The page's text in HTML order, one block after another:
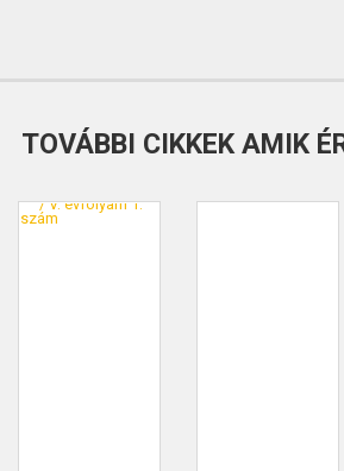
TOVÁBBI CIKKEK AMIK